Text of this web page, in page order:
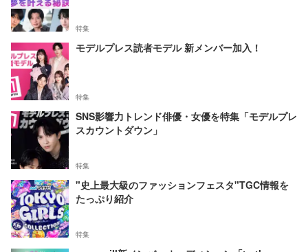
特集
モデルプレス読者モデル 新メンバー加入！
特集
SNS影響力トレンド俳優・女優を特集「モデルプレ
スカウントダウン」
特集
"史上最大級のファッションフェスタ"TGC情報を
たっぷり紹介
特集